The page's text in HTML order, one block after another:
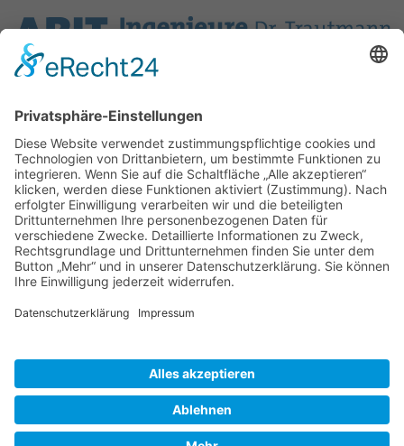
Marlene-Dietrich-Allee 14A
+49 331 231 832 00
info@abit-ingenieure.de
LinkedIn
mehr Informationen
© 2026 ABIT Ingenieure Dr. Trautmann GmbH
Impressum|Datenschutz|Cookie-Einstellungen